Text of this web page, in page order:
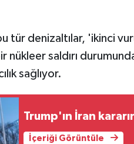
tür denizaltılar, 'ikinci
nükleer saldırı
sağlıyor.
Trump'ın İran
İçeriği Görüntüle